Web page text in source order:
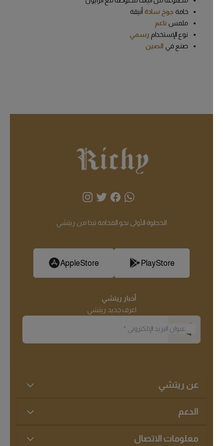
خامةجوخ سادةأنيقة
ملمسناعم
نوع الإستخدامرسمي
صنع في الصين
الخطوة الأولى نحو الفخامة تبدا من ريتشي
PlayStore
AppleStore
أخبار ريتشي
اعرف جديد ريتشي
عنوان البريد الإلكتروني*
عن ريتشي
الدعم
معلومات الاتصال